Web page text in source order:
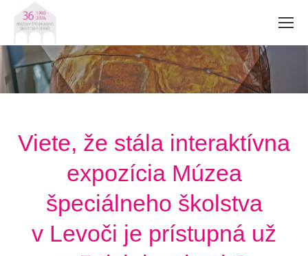
Viete, že stála interaktívna
expozícia Múzea
špeciálneho školstva
v Levoči je prístupná už